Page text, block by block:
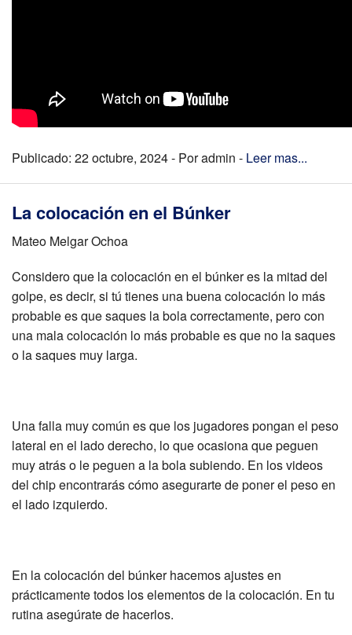
Publicado: 22 octubre, 2024 - Por admin - Leer mas...
La colocación en el Búnker
Mateo Melgar Ochoa
Considero que la colocación en el búnker es la mitad del
golpe, es decir, si tú tienes una buena colocación lo más
probable es que saques la bola correctamente, pero con
una mala colocación lo más probable es que no la saques
o la saques muy larga.
Una falla muy común es que los jugadores pongan el peso
lateral en el lado derecho, lo que ocasiona que peguen
muy atrás o le peguen a la bola subiendo. En los videos
del chip encontrarás cómo asegurarte de poner el peso en
el lado izquierdo.
En la colocación del búnker hacemos ajustes en
prácticamente todos los elementos de la colocación. En tu
rutina asegúrate de hacerlos.